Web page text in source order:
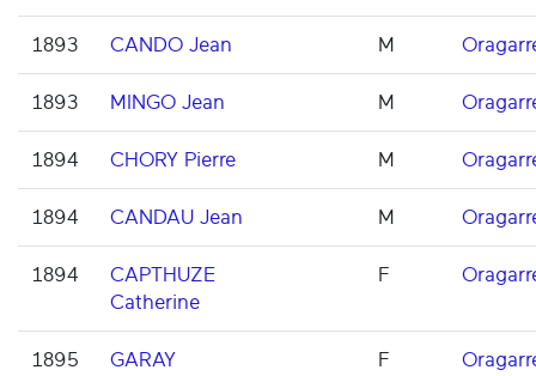
1893 CANDO Jean M
1893 MINGO Jean M
1894 CHORY Pierre M
1894 CANDAU Jean M
1894
CAPTHUZE
Catherine
F
1895
GARAY
F